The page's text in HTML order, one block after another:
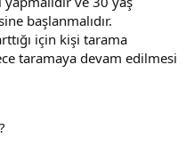
başlanmalıdır.
için kişi tarama
taramaya devam edilmesi